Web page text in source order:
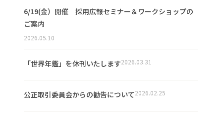
6/19(金）開催 採用広報セミナー＆ワークショップの
ご案内
2026.05.10
「世界年鑑」を休刊いたします2026.03.31
公正取引委員会からの勧告について2026.02.25